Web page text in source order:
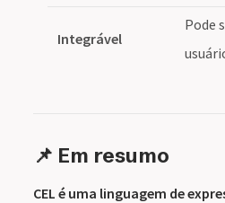
Integrável
Pode
📌 Em resumo
CEL é uma linguagem de